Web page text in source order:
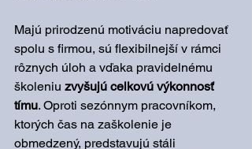
Majú prirodzenú motiváciu napredovať
spolu s firmou, sú flexibilnejší v rámci
rôznych úloh a vďaka pravidelnému
školeniu zvyšujú celkovú výkonnosť
tímu. Oproti sezónnym pracovníkom,
ktorých čas na zaškolenie je
obmedzený, predstavujú stáli